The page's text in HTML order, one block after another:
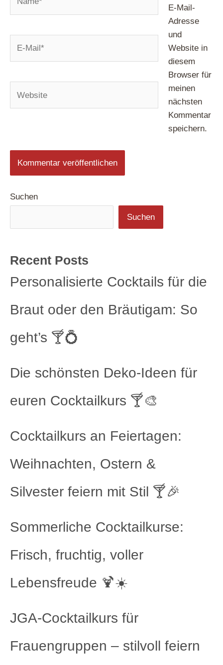
E-Mail-
Adresse
und
Website in
diesem
Browser für
meinen
nächsten
Kommentar
speichern.
Suchen
Suchen
Recent Posts
Personalisierte Cocktails für die
Braut oder den Bräutigam: So
geht’s 🍸💍
Die schönsten Deko-Ideen für
euren Cocktailkurs 🍸🎨
Cocktailkurs an Feiertagen:
Weihnachten, Ostern &
Silvester feiern mit Stil 🍸🎉
Sommerliche Cocktailkurse:
Frisch, fruchtig, voller
Lebensfreude 🍹☀️
JGA-Cocktailkurs für
Frauengruppen – stilvoll feiern